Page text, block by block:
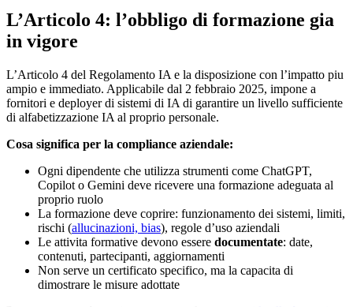
L’Articolo 4: l’obbligo di formazione gia
in vigore
L’Articolo 4 del Regolamento IA e la disposizione con l’impatto piu
ampio e immediato. Applicabile dal 2 febbraio 2025, impone a
fornitori e deployer di sistemi di IA di garantire un livello sufficiente
di alfabetizzazione IA al proprio personale.
Cosa significa per la compliance aziendale:
Ogni dipendente che utilizza strumenti come ChatGPT,
Copilot o Gemini deve ricevere una formazione adeguata al
proprio ruolo
La formazione deve coprire: funzionamento dei sistemi, limiti,
rischi (allucinazioni, bias), regole d’uso aziendali
Le attivita formative devono essere documentate: date,
contenuti, partecipanti, aggiornamenti
Non serve un certificato specifico, ma la capacita di
dimostrare le misure adottate